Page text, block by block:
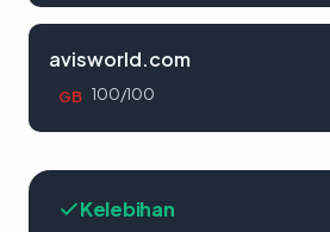
avisworld.com
GB 100/100
Kelebihan